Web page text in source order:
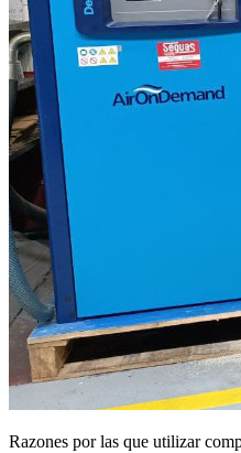
Razones por las que utilizar